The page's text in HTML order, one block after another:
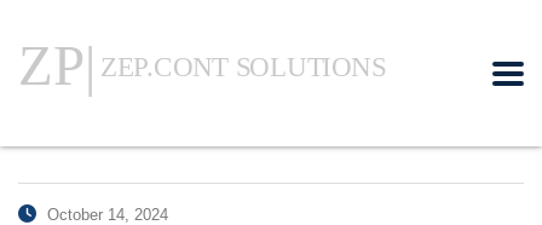
October 14, 2024